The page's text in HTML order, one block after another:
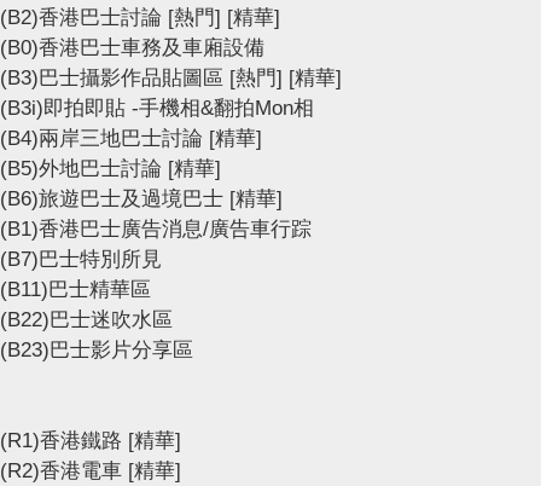
(B2)香港巴士討論 [熱門] [精華]
(B0)香港巴士車務及車廂設備
(B3)巴士攝影作品貼圖區 [熱門] [精華]
(B3i)即拍即貼 -手機相&翻拍Mon相
(B4)兩岸三地巴士討論 [精華]
(B5)外地巴士討論 [精華]
(B6)旅遊巴士及過境巴士 [精華]
(B1)香港巴士廣告消息/廣告車行踪
(B7)巴士特別所見
(B11)巴士精華區
(B22)巴士迷吹水區
(B23)巴士影片分享區
(R1)香港鐵路 [精華]
(R2)香港電車 [精華]